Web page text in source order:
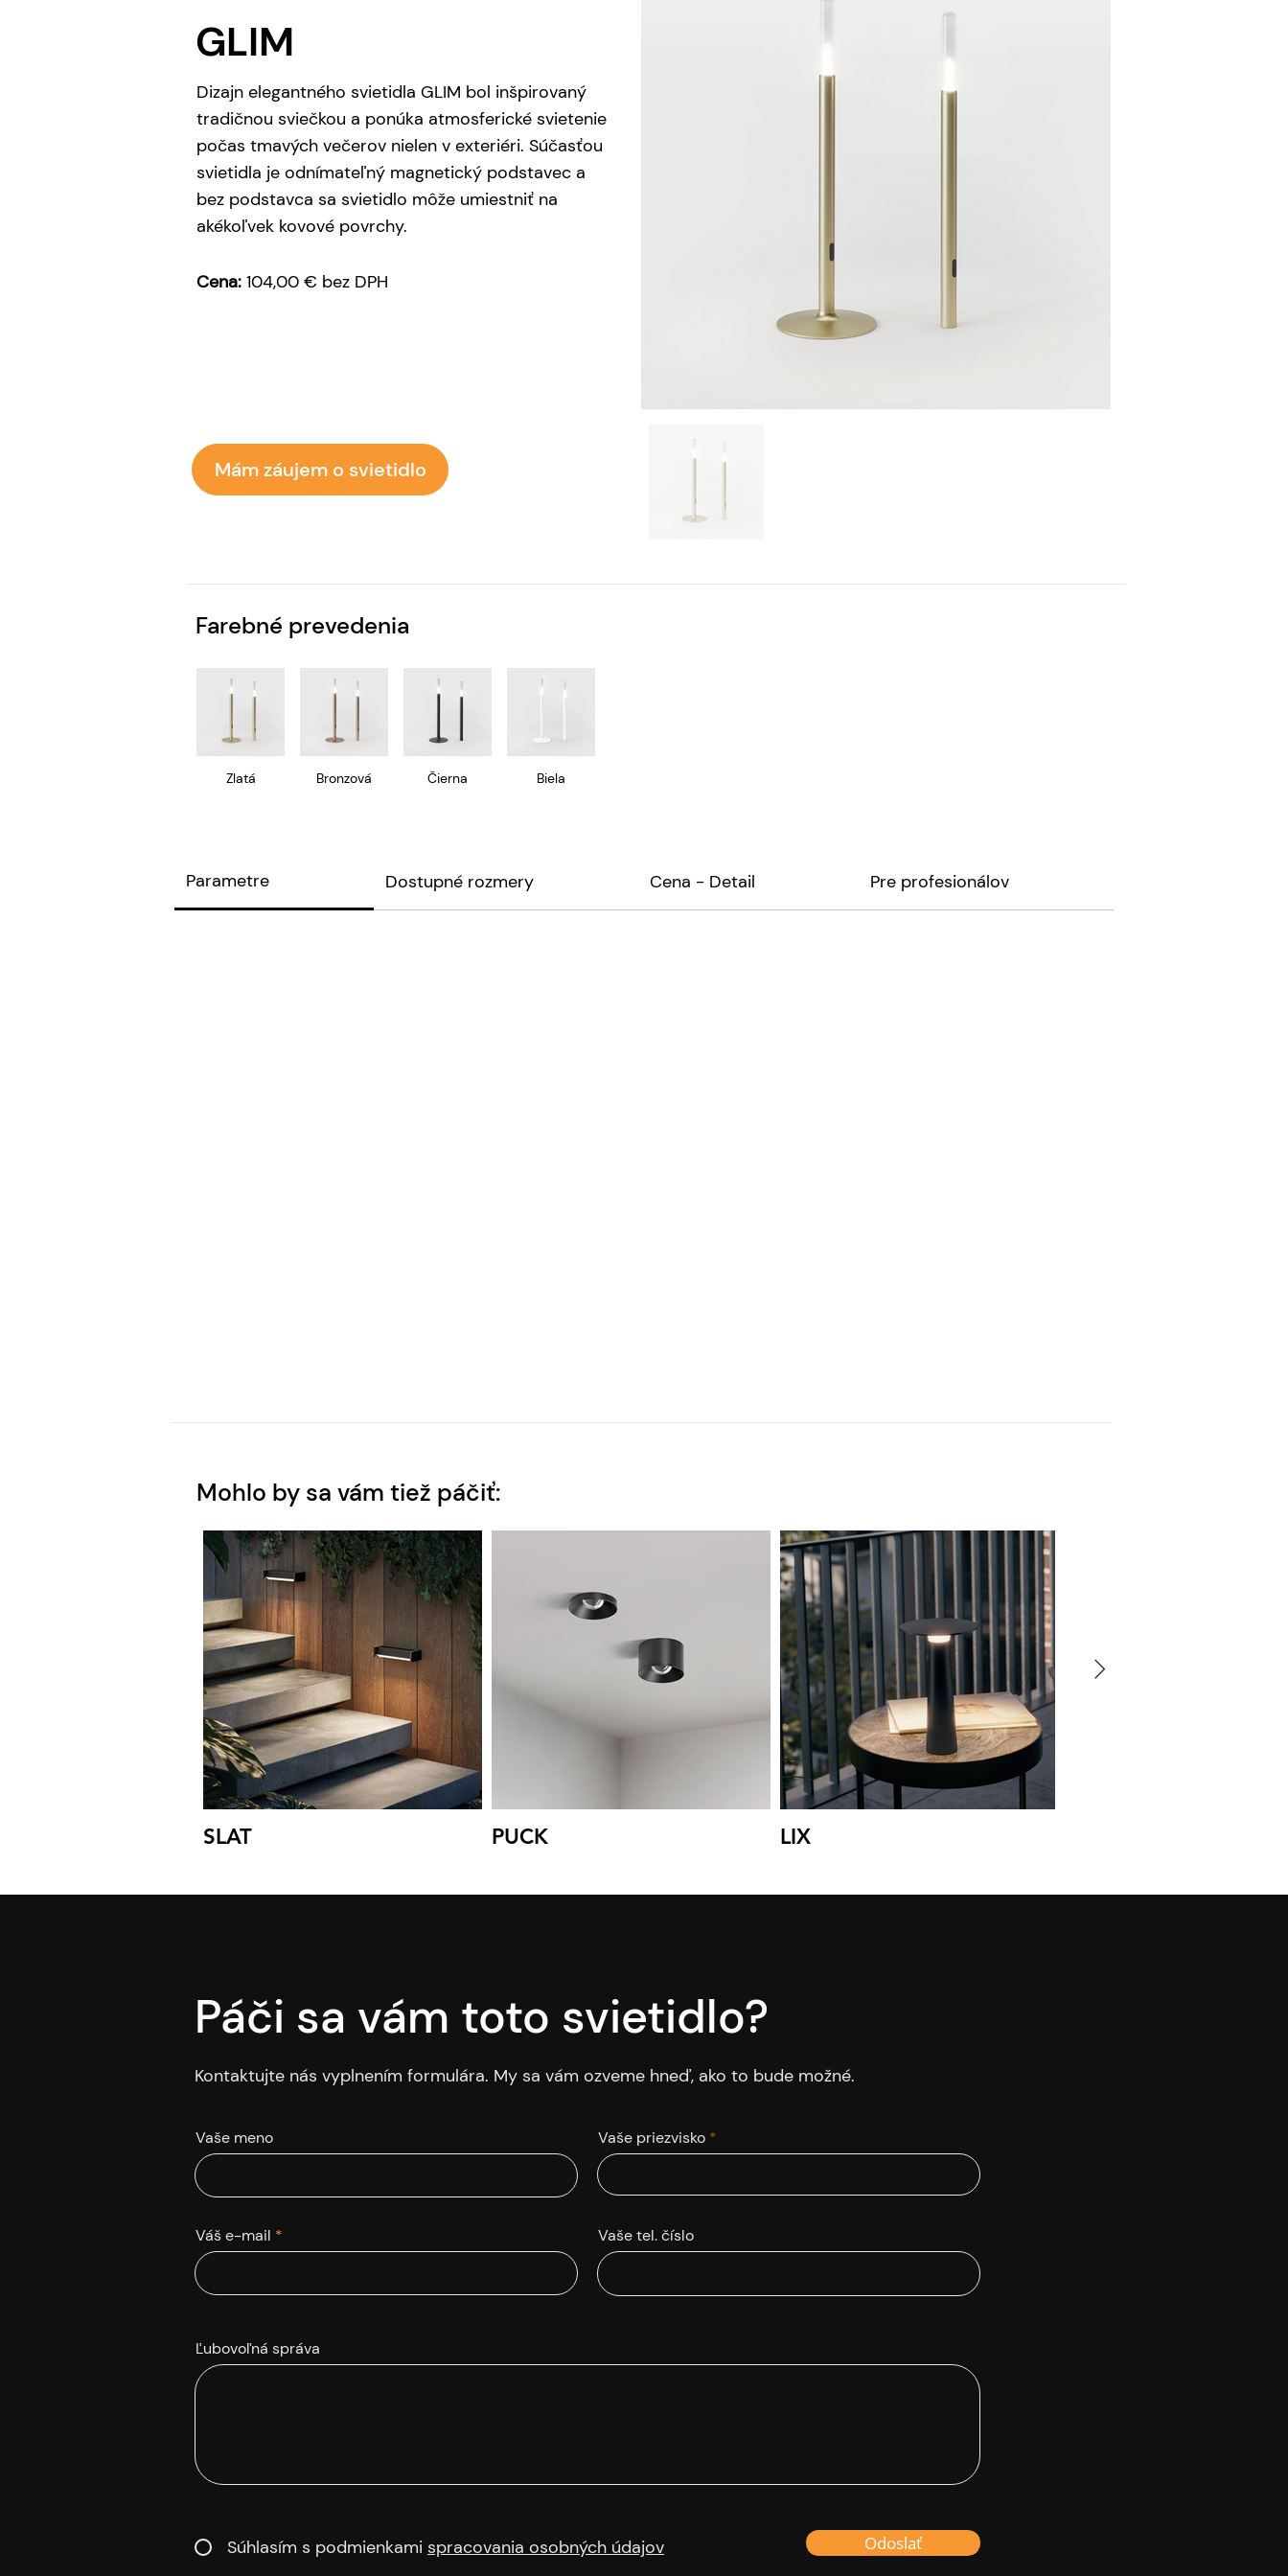
Mám záujem o svietidlo
GLIM
Dizajn elegantného svietidla GLIM bol inšpirovaný
tradičnou sviečkou a ponúka atmosferické svietenie
počas tmavých večerov nielen v exteriéri. Súčasťou
svietidla je odnímateľný magnetický podstavec a
bez podstavca sa svietidlo môže umiestniť na
akékoľvek kovové povrchy.
Cena: 104,00 € bez DPH
Farebné prevedenia
Zlatá Bronzová Čierna Biela
Parametre Dostupné rozmery Cena - Detail Pre profesionálov
Mohlo by sa vám tiež páčiť:
SLAT PUCK LIX
Páči sa vám toto svietidlo?
Kontaktujte nás vyplnením formulára. My sa vám ozveme hneď, ako to bude možné.
Vaše meno Vaše priezvisko
Váš e-mail Vaše tel. číslo
Ľubovoľná správa
Súhlasím s podmienkami spracovania osobných údajov Odoslať